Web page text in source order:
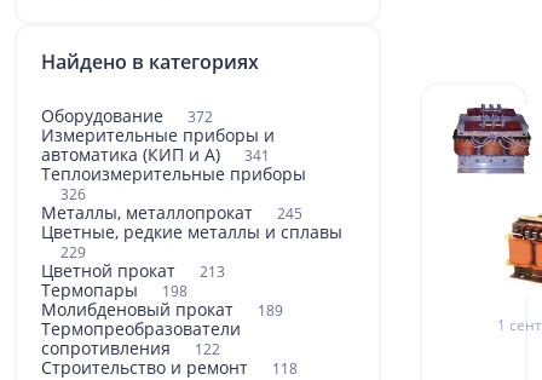
Найдено в категориях
Оборудование 372
Измерительные приборы и
автоматика (КИП и А)
341
Теплоизмерительные приборы
326
Металлы, металлопрокат 245
Цветные, редкие металлы и сплавы
229
Цветной прокат 213
Термопары 198
Молибденовый прокат 189
Термопреобразователи
сопротивления
122
Строительство и ремонт 118
1